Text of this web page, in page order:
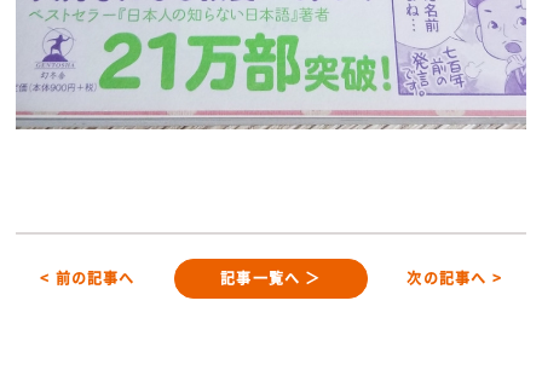
< 前の記事へ 記事一覧へ ＞ 次の記事へ >